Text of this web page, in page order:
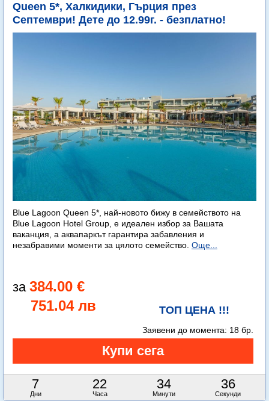
Queen 5*, Халкидики, Гърция през
Септември! Дете до 12.99г. - безплатно!
Blue Lagoon Queen 5*, най-новото бижу в семейството на
Blue Lagoon Hotel Group, е идеален избор за Вашата
ваканция, а аквапаркът гарантира забавления и
незабравими моменти за цялото семейство. Още...
384.00 €
751.04 лв
ТОП ЦЕНА !!!
7
Дни
22
Часа
34
Минути
36
Секунди
Заявени до момента: 18 бр.